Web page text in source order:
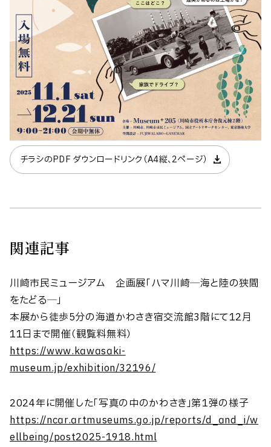
チラシのPDF ダウンロードリンク（A4縦、2ページ） download
関連記事
川崎市民ミュージアム 企画展「ハマ川崎─海と陸の狭間
をたどる─」
本展から徒歩5分の海道かわさき宿交流館3階にて12月
11日まで開催（観覧料無料）
https://www.kawasaki-
museum.jp/exhibition/32196/
2024年に開催した「写真の中のかわさき」第1弾の様子
https://ncar.artmuseums.go.jp/reports/d_and_i/w
ellbeing/post2025-1918.html